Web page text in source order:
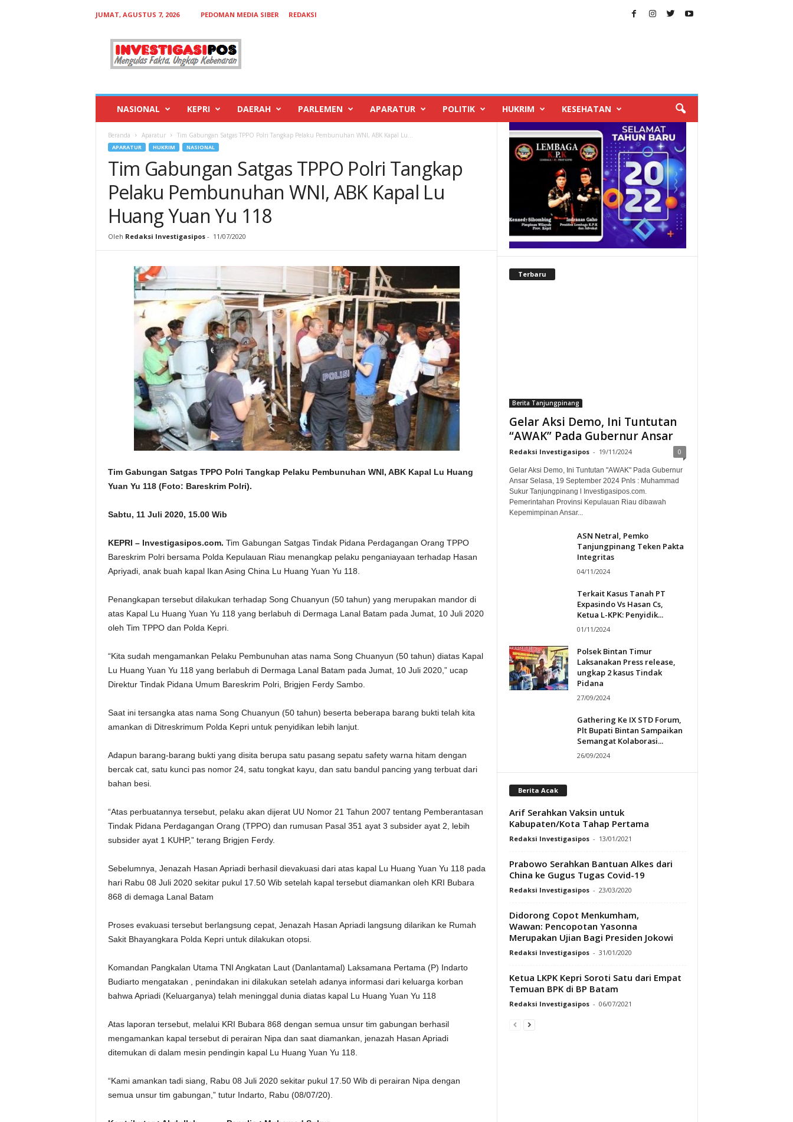
JUMAT, AGUSTUS 7, 2026 PEDOMAN MEDIA SIBER
REDAKSI
NASIONAL KEPRI DAERAH PARLEMEN APARATUR POLITIK HUKRIM KESEHATAN
Beranda Aparatur Tim Gabungan Satgas TPPO Polri Tangkap Pelaku Pembunuhan WNI, ABK Kapal Lu...
APARATUR HUKRIM NASIONAL
Tim Gabungan Satgas TPPO Polri Tangkap
Pelaku Pembunuhan WNI, ABK Kapal Lu
Huang Yuan Yu 118
Oleh Redaksi Investigasipos- 11/07/2020
Tim Gabungan Satgas TPPO Polri Tangkap Pelaku Pembunuhan WNI, ABK Kapal Lu Huang
Yuan Yu 118 (Foto: Bareskrim Polri).
Sabtu, 11 Juli 2020, 15.00 Wib
KEPRI – Investigasipos.com. Tim Gabungan Satgas Tindak Pidana Perdagangan Orang TPPO
Bareskrim Polri bersama Polda Kepulauan Riau menangkap pelaku penganiayaan terhadap Hasan
Apriyadi, anak buah kapal Ikan Asing China Lu Huang Yuan Yu 118.
Penangkapan tersebut dilakukan terhadap Song Chuanyun (50 tahun) yang merupakan mandor di
atas Kapal Lu Huang Yuan Yu 118 yang berlabuh di Dermaga Lanal Batam pada Jumat, 10 Juli 2020
oleh Tim TPPO dan Polda Kepri.
“Kita sudah mengamankan Pelaku Pembunuhan atas nama Song Chuanyun (50 tahun) diatas Kapal
Lu Huang Yuan Yu 118 yang berlabuh di Dermaga Lanal Batam pada Jumat, 10 Juli 2020,” ucap
Direktur Tindak Pidana Umum Bareskrim Polri, Brigjen Ferdy Sambo.
Saat ini tersangka atas nama Song Chuanyun (50 tahun) beserta beberapa barang bukti telah kita
amankan di Ditreskrimum Polda Kepri untuk penyidikan lebih lanjut.
Adapun barang-barang bukti yang disita berupa satu pasang sepatu safety warna hitam dengan
bercak cat, satu kunci pas nomor 24, satu tongkat kayu, dan satu bandul pancing yang terbuat dari
bahan besi.
“Atas perbuatannya tersebut, pelaku akan dijerat UU Nomor 21 Tahun 2007 tentang Pemberantasan
Tindak Pidana Perdagangan Orang (TPPO) dan rumusan Pasal 351 ayat 3 subsider ayat 2, lebih
subsider ayat 1 KUHP,” terang Brigjen Ferdy.
Sebelumnya, Jenazah Hasan Apriadi berhasil dievakuasi dari atas kapal Lu Huang Yuan Yu 118 pada
hari Rabu 08 Juli 2020 sekitar pukul 17.50 Wib setelah kapal tersebut diamankan oleh KRI Bubara
868 di demaga Lanal Batam
Proses evakuasi tersebut berlangsung cepat, Jenazah Hasan Apriadi langsung dilarikan ke Rumah
Sakit Bhayangkara Polda Kepri untuk dilakukan otopsi.
Komandan Pangkalan Utama TNI Angkatan Laut (Danlantamal) Laksamana Pertama (P) Indarto
Budiarto mengatakan , penindakan ini dilakukan setelah adanya informasi dari keluarga korban
bahwa Apriadi (Keluarganya) telah meninggal dunia diatas kapal Lu Huang Yuan Yu 118
Atas laporan tersebut, melalui KRI Bubara 868 dengan semua unsur tim gabungan berhasil
mengamankan kapal tersebut di perairan Nipa dan saat diamankan, jenazah Hasan Apriadi
ditemukan di dalam mesin pendingin kapal Lu Huang Yuan Yu 118.
“Kami amankan tadi siang, Rabu 08 Juli 2020 sekitar pukul 17.50 Wib di perairan Nipa dengan
semua unsur tim gabungan,” tutur Indarto, Rabu (08/07/20).
Terbaru
Berita Tanjungpinang
Gelar Aksi Demo, Ini Tuntutan
“AWAK” Pada Gubernur Ansar
Redaksi Investigasipos - 19/11/2024 0
Gelar Aksi Demo, Ini Tuntutan "AWAK" Pada Gubernur
Ansar Selasa, 19 September 2024 Pnls : Muhammad
Sukur Tanjungpinang l Investigasipos.com.
Pemerintahan Provinsi Kepulauan Riau dibawah
Kepemimpinan Ansar...
ASN Netral, Pemko
Tanjungpinang Teken Pakta
Integritas
04/11/2024
Terkait Kasus Tanah PT
Expasindo Vs Hasan Cs,
Ketua L-KPK: Penyidik...
01/11/2024
Polsek Bintan Timur
Laksanakan Press release,
ungkap 2 kasus Tindak
Pidana
27/09/2024
Gathering Ke IX STD Forum,
Plt Bupati Bintan Sampaikan
Semangat Kolaborasi...
26/09/2024
Berita Acak
Arif Serahkan Vaksin untuk
Kabupaten/Kota Tahap Pertama
Redaksi Investigasipos - 13/01/2021
Prabowo Serahkan Bantuan Alkes dari
China ke Gugus Tugas Covid-19
Redaksi Investigasipos - 23/03/2020
Didorong Copot Menkumham,
Wawan: Pencopotan Yasonna
Merupakan Ujian Bagi Presiden Jokowi
Redaksi Investigasipos - 31/01/2020
Ketua LKPK Kepri Soroti Satu dari Empat
Temuan BPK di BP Batam
Redaksi Investigasipos - 06/07/2021